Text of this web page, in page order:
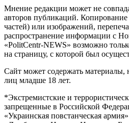
Мнение редакции может не
авторов публикаций. Копирование
частей) или изображений,
распространение информации с
«PolitCentr-NEWS» возможно
на страницу, с которой был
Сайт может содержать материалы,
лиц младше 18 лет.
*Экстремистские и
запрещенные в Российской
«Украинская повстанческая